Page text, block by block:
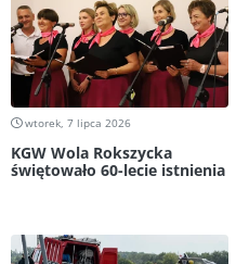
wtorek, 7 lipca 2026
KGW Wola Rokszycka
świętowało 60-lecie istnienia